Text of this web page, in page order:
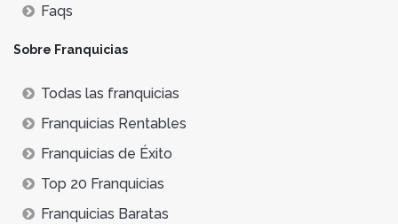
Faqs
Sobre Franquicias
Todas las franquicias
Franquicias Rentables
Franquicias de Éxito
Top 20 Franquicias
Franquicias Baratas